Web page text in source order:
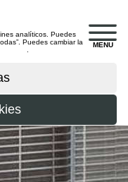
MENU
analíticos. Puedes
Puedes cambiar la